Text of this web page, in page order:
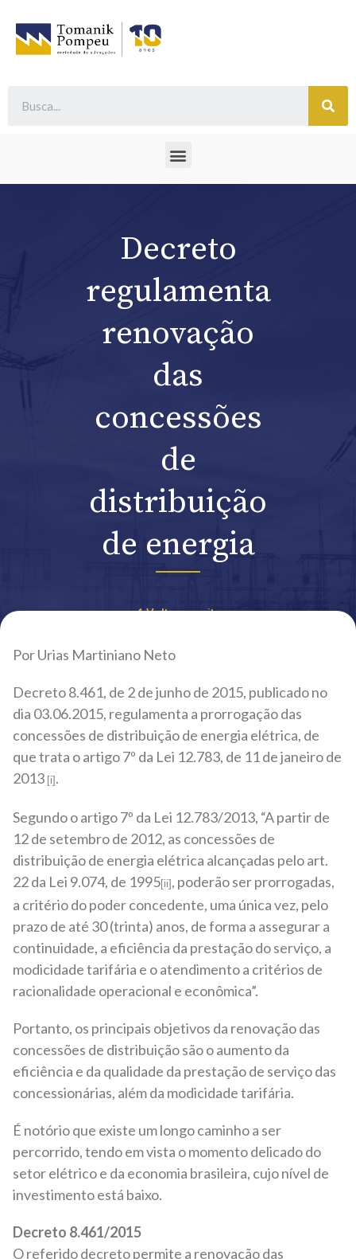
Decreto
regulamenta
renovação
das
concessões
de
distribuição
de energia
Voltar ao site
Por Urias Martiniano Neto
Decreto 8.461, de 2 de junho de 2015, publicado no
dia 03.06.2015, regulamenta a prorrogação das
concessões de distribuição de energia elétrica, de
que trata o artigo 7º da Lei 12.783, de 11 de janeiro de
2013 [i] .
Segundo o artigo 7º da Lei 12.783/2013, “A partir de
12 de setembro de 2012, as concessões de
distribuição de energia elétrica alcançadas pelo art.
22 da Lei 9.074, de 1995[ii] , poderão ser prorrogadas,
a critério do poder concedente, uma única vez, pelo
prazo de até 30 (trinta) anos, de forma a assegurar a
continuidade, a eficiência da prestação do serviço, a
modicidade tarifária e o atendimento a critérios de
racionalidade operacional e econômica”.
Portanto, os principais objetivos da renovação das
concessões de distribuição são o aumento da
eficiência e da qualidade da prestação de serviço das
concessionárias, além da modicidade tarifária.
É notório que existe um longo caminho a ser
percorrido, tendo em vista o momento delicado do
setor elétrico e da economia brasileira, cujo nível de
investimento está baixo.
Decreto 8.461/2015
O referido decreto permite a renovação das